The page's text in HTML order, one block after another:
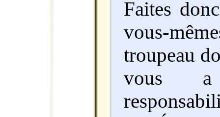
Faites
vous-
troupeau
vous